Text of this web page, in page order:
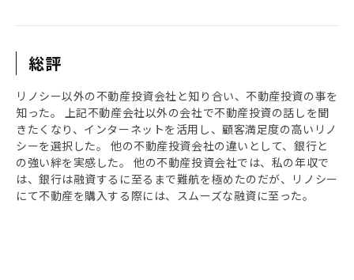
総評
リノシー以外の不動産投資会社と知り合い、不動産投資の事を
知った。 上記不動産会社以外の会社で不動産投資の話しを聞
きたくなり、インターネットを活用し、顧客満足度の高いリノ
シーを選択した。 他の不動産投資会社の違いとして、銀行と
の強い絆を実感した。 他の不動産投資会社では、私の年収で
は、銀行は融資するに至るまで難航を極めたのだが、リノシー
にて不動産を購入する際には、スムーズな融資に至った。